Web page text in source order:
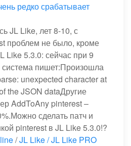
редко срабатывает
JL Like, лет 8-10, с
проблем не было, кроме
Like 5.3.0: сейчас при 9
система пишет:Произошла
unexpected character at
the JSON dataДругие
AddToAny pinterest –
сделать патч и
pinterest в JL Like 5.3.0!?
/JL Like / JL Like PRO